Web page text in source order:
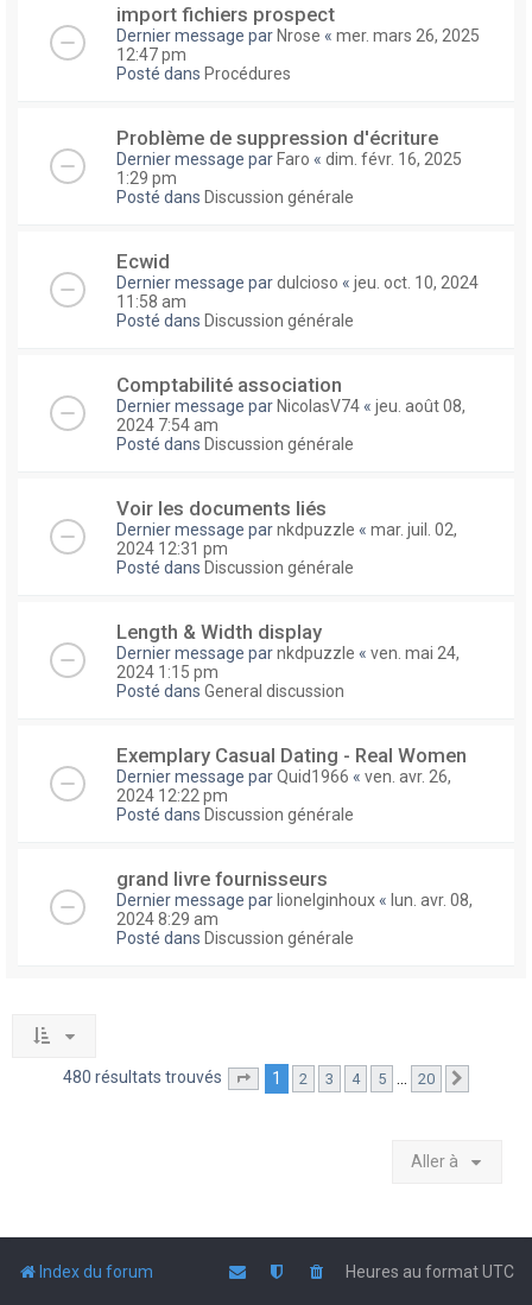
import fichiers prospect
Dernier message par Nrose « mer. mars 26, 2025
12:47 pm
Posté dans Procédures
Problème de suppression d'écriture
Dernier message par Faro « dim. févr. 16, 2025
1:29 pm
Posté dans Discussion générale
Ecwid
Dernier message pardulcioso « jeu. oct. 10, 2024
11:58 am
Posté dans Discussion générale
Comptabilité association
Dernier message par NicolasV74 « jeu. août 08,
2024 7:54 am
Posté dans Discussion générale
Voir les documents liés
Dernier message parnkdpuzzle « mar. juil. 02,
2024 12:31 pm
Posté dans Discussion générale
Length & Width display
Dernier message parnkdpuzzle « ven. mai 24,
2024 1:15 pm
Posté dans General discussion
Exemplary Сasual Dating - Real Women
Dernier message parQuid1966 « ven. avr. 26,
2024 12:22 pm
Posté dans Discussion générale
grand livre fournisseurs
Dernier message par lionelginhoux « lun. avr. 08,
2024 8:29 am
Posté dans Discussion générale
480 résultats trouvés Page sur20
1 2 3 4 5 … 20
Aller à
Index du forum Heures au formatUTC